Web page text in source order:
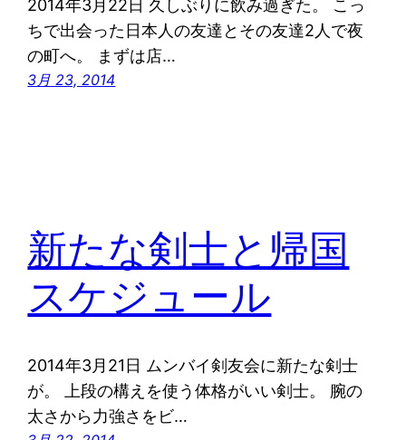
2014年3月22日 久しぶりに飲み過ぎた。 こっ
ちで出会った日本人の友達とその友達2人で夜
の町へ。 まずは店…
3月 23, 2014
新たな剣士と帰国
スケジュール
2014年3月21日 ムンバイ剣友会に新たな剣士
が。 上段の構えを使う体格がいい剣士。 腕の
太さから力強さをビ…